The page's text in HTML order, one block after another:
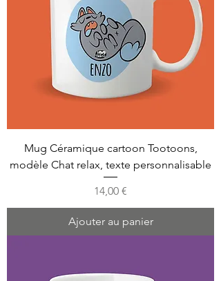
Mug Céramique cartoon Tootoons,
modèle Chat relax, texte personnalisable
Prix
14,00 €
Ajouter au panier